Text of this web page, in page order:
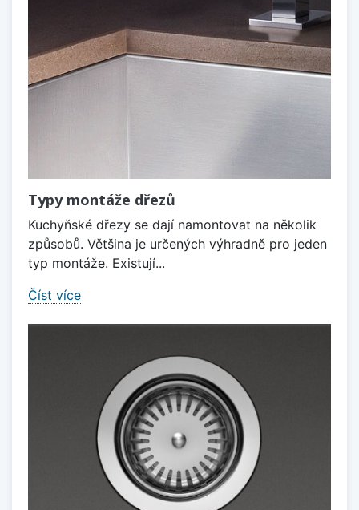
Typy montáže dřezů
Kuchyňské dřezy se dají namontovat na několik
způsobů. Většina je určených výhradně pro jeden
typ montáže. Existují...
Číst více